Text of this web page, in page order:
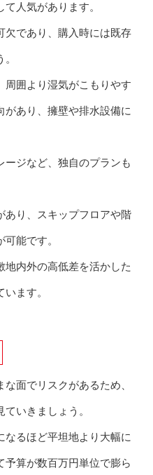
人気があります。
欠であり、購入時には既存
周囲より湿気がこもりやす
があり、擁壁や排水設備に
ージなど、独自のプランも
あり、スキップフロアや階
能です。
地内外の高低差を活かした
ます。
面でリスクがあるため、
いきましょう。
なるほど平坦地より大幅に
予算が数百万円単位で膨ら